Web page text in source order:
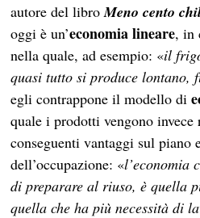
autore del libroMeno cento
oggi è un’economia lineare, in
nella quale, ad esempio: «il
quasi tutto si produce lontano,
egli contrappone il modello di
quale i prodotti vengono
conseguenti vantaggi sul piano
dell’occupazione: «l’economia
di preparare al riuso, è quella
quella che ha più necessità di